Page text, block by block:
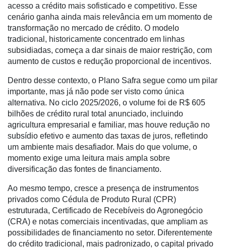
Notícias
Destaque
Mercado
Troca
de
Cadeira
Artigos
Agenda
Agricultura
de
Automação
e
Robótica
Conectividade
acesso a crédito mais sofisticado e competitivo. Esse
cenário ganha ainda mais relevância em um momento de
transformação no mercado de crédito. O modelo
tradicional, historicamente concentrado em linhas
subsidiadas, começa a dar sinais de maior restrição, com
aumento de custos e redução proporcional de incentivos.
Dentro desse contexto, o Plano Safra segue como um pilar
importante, mas já não pode ser visto como única
alternativa. No ciclo 2025/2026, o volume foi de R$ 605
bilhões de crédito rural total anunciado, incluindo
agricultura empresarial e familiar, mas houve redução no
subsídio efetivo e aumento das taxas de juros, refletindo
um ambiente mais desafiador. Mais do que volume, o
momento exige uma leitura mais ampla sobre
diversificação das fontes de financiamento.
Ao mesmo tempo, cresce a presença de instrumentos
privados como Cédula de Produto Rural (CPR)
estruturada, Certificado de Recebíveis do Agronegócio
(CRA) e notas comerciais incentivadas, que ampliam as
possibilidades de financiamento no setor. Diferentemente
do crédito tradicional, mais padronizado, o capital privado